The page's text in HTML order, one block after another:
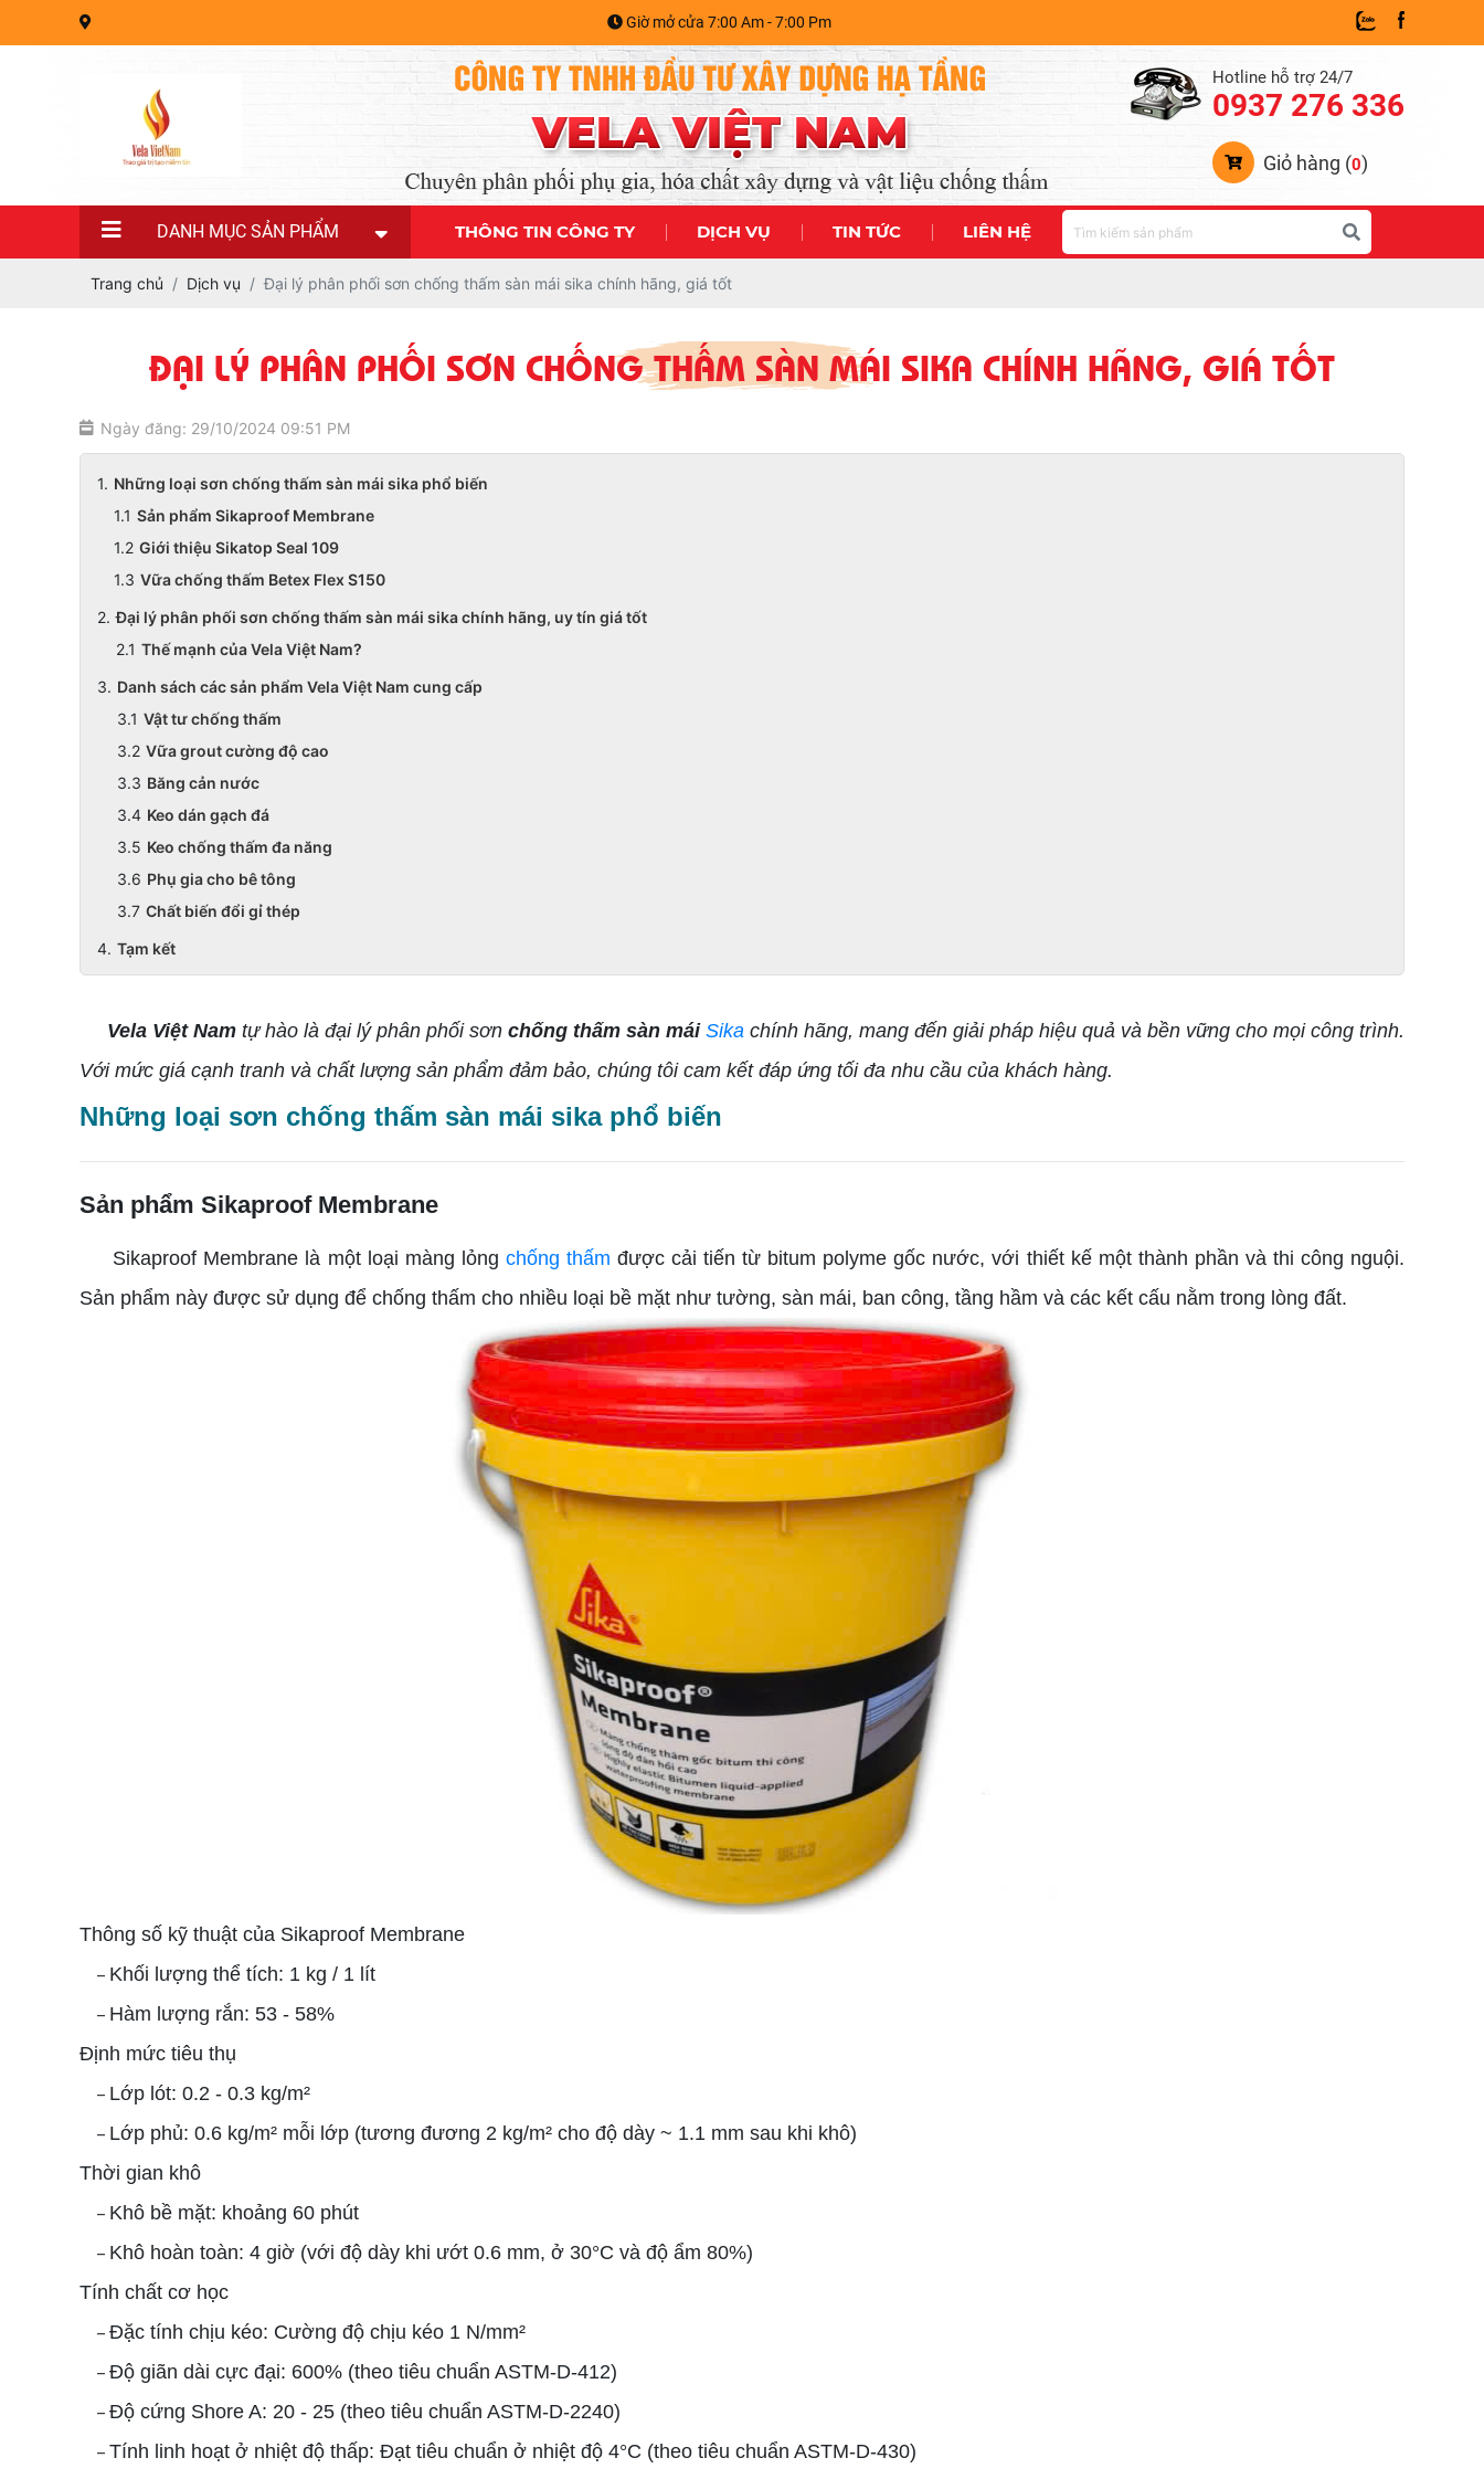
Giờ mở cửa 7:00 Am - 7:00 Pm
Hotline hỗ trợ 24/7
0937 276 336
Giỏ hàng (0)
DANH MỤC SẢN PHẨM THÔNG TIN CÔNG TY DỊCH VỤ TIN TỨC LIÊN HỆ
Trang chủ Dịch vụ Đại lý phân phối sơn chống thấm sàn mái sika chính hãng, giá tốt
ĐẠI LÝ PHÂN PHỐI SƠN CHỐNG THẤM SÀN MÁI SIKA CHÍNH HÃNG, GIÁ TỐT
Ngày đăng: 29/10/2024 09:51 PM
Những loại sơn chống thấm sàn mái sika phổ biến
Sản phẩm Sikaproof Membrane
Giới thiệu Sikatop Seal 109
Vữa chống thấm Betex Flex S150
Đại lý phân phối sơn chống thấm sàn mái sika chính hãng, uy tín giá tốt
Thế mạnh của Vela Việt Nam?
Danh sách các sản phẩm Vela Việt Nam cung cấp
Vật tư chống thấm
Vữa grout cường độ cao
Băng cản nước
Keo dán gạch đá
Keo chống thấm đa năng
Phụ gia cho bê tông
Chất biến đổi gỉ thép
Tạm kết
Vela Việt Nam tự hào là đại lý phân phối sơn chống thấm sàn mái Sika chính hãng, mang đến giải pháp hiệu quả và bền vững cho mọi công trình.
Với mức giá cạnh tranh và chất lượng sản phẩm đảm bảo, chúng tôi cam kết đáp ứng tối đa nhu cầu của khách hàng.
Những loại sơn chống thấm sàn mái sika phổ biến
Sản phẩm Sikaproof Membrane
Sikaproof Membrane là một loại màng lỏng chống thấm được cải tiến từ bitum polyme gốc nước, với thiết kế một thành phần và thi công nguội.
Sản phẩm này được sử dụng để chống thấm cho nhiều loại bề mặt như tường, sàn mái, ban công, tầng hầm và các kết cấu nằm trong lòng đất.
Thông số kỹ thuật của Sikaproof Membrane
– Khối lượng thể tích: 1 kg / 1 lít
– Hàm lượng rắn: 53 - 58%
Định mức tiêu thụ
– Lớp lót: 0.2 - 0.3 kg/m²
– Lớp phủ: 0.6 kg/m² mỗi lớp (tương đương 2 kg/m² cho độ dày ~ 1.1 mm sau khi khô)
Thời gian khô
– Khô bề mặt: khoảng 60 phút
– Khô hoàn toàn: 4 giờ (với độ dày khi ướt 0.6 mm, ở 30°C và độ ẩm 80%)
Tính chất cơ học
– Đặc tính chịu kéo: Cường độ chịu kéo 1 N/mm²
– Độ giãn dài cực đại: 600% (theo tiêu chuẩn ASTM-D-412)
– Độ cứng Shore A: 20 - 25 (theo tiêu chuẩn ASTM-D-2240)
– Tính linh hoạt ở nhiệt độ thấp: Đạt tiêu chuẩn ở nhiệt độ 4°C (theo tiêu chuẩn ASTM-D-430)